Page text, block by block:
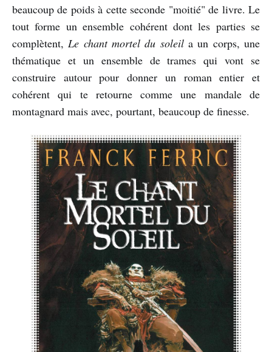
beaucoup de poids à cette seconde "moitié" de livre. Le
tout forme un ensemble cohérent dont les parties se
complètent, Le chant mortel du soleila un corps, une
thématique et un ensemble de trames qui vont se
construire autour pour donner un roman entier et
cohérent qui te retourne comme une mandale de
montagnard mais avec, pourtant, beaucoup de finesse.